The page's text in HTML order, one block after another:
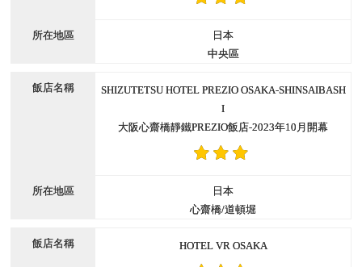
日本
中央區
SHIZUTETSU HOTEL PREZIO OSAKA-SHINSAIBASH
I
大阪心齋橋靜鐵PREZIO飯店-2023年10月開幕
日本
心齋橋/道頓堀
HOTEL VR OSAKA